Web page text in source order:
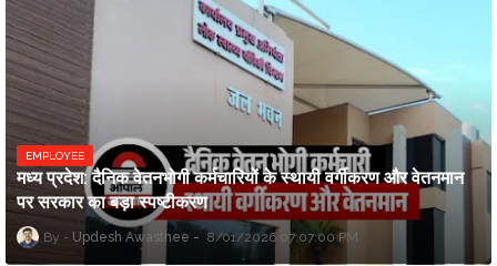
EMPLOYEE
मध्य प्रदेश: दैनिक वेतनभोगी कर्मचारियों के स्थायी वर्गीकरण और वेतनमान
पर सरकार का बड़ा स्पष्टीकरण
Updesh Awasthee 8/01/2026 07:07:00 PM